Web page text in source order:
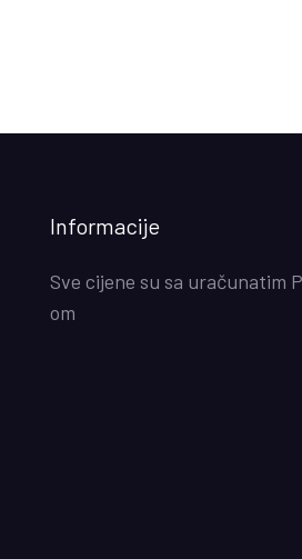
Informacije
Sve cijene su sa uračunatim
om